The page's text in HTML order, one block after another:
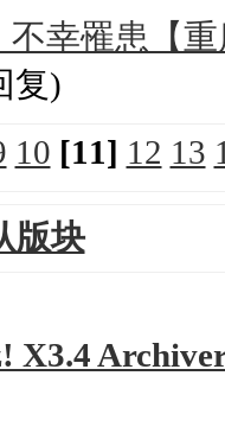
幸罹患【
复)
10 [11] 12 13
版块
X3.4